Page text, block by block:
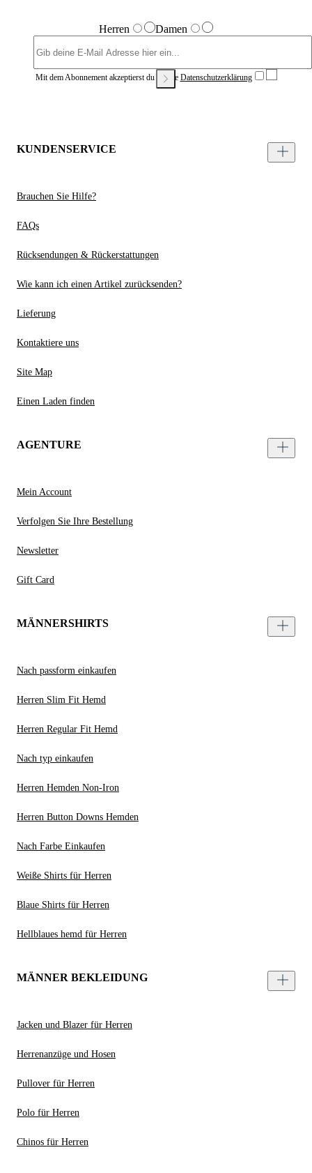
Herren Damen
Mit dem Abonnement akzeptierst du unsere Datenschutzerklärung
KUNDENSERVICE
Brauchen Sie Hilfe?
FAQs
Rücksendungen & Rückerstattungen
Wie kann ich einen Artikel zurücksenden?
Lieferung
Kontaktiere uns
Site Map
Einen Laden finden
AGENTURE
Mein Account
Verfolgen Sie Ihre Bestellung
Newsletter
Gift Card
MÄNNERSHIRTS
Nach passform einkaufen
Herren Slim Fit Hemd
Herren Regular Fit Hemd
Nach typ einkaufen
Herren Hemden Non-Iron
Herren Button Downs Hemden
Nach Farbe Einkaufen
Weiße Shirts für Herren
Blaue Shirts für Herren
Hellblaues hemd für Herren
MÄNNER BEKLEIDUNG
Jacken und Blazer für Herren
Herrenanzüge und Hosen
Pullover für Herren
Polo für Herren
Chinos für Herren